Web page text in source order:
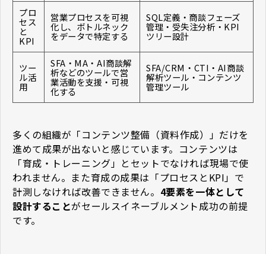
プロ
セス
と
KPI
営業プロセスを可視
化し、ボトルネック
をデータで特定する
SQL定義・商談フェーズ
管理・受失注分析・KPI
ツリー設計
ツー
ル活
用
SFA・MA・AI商談解
析などのツールで営
業活動を支援・可視
化する
SFA/CRM・CTI・AI商談
解析ツール・コンテンツ
管理ツール
多くの組織が「コンテンツ整備（資料作成）」だけを
進めて成果が出ないと感じています。コンテンツは
「育成・トレーニング」とセットでなければ現場で使
われません。また育成の成果は「プロセスとKPI」で
計測しなければ改善できません。 4要素を一体として
設計することがセールスイネーブルメント成功の前提
です。